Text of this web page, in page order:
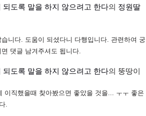
되도록 말을 하지 않으려고 한다의 정원딸
니다. 도움이 되셨다니 다행입니다. 관련하여 궁
댓글 남겨주셔도 됩니다.
되도록 말을 하지 않으려고 한다의 뚱땅이
이직했을때 찾아봤으면 좋았을 것을... ㅜㅜ 좋은
.